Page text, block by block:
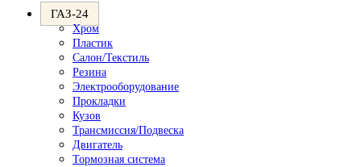
ГАЗ-24
Хром
Пластик
Салон/Текстиль
Резина
Электрооборудование
Прокладки
Кузов
Трансмиссия/Подвеска
Двигатель
Тормозная система